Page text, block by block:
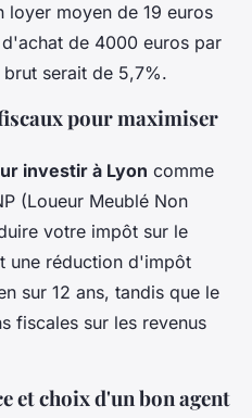
loyer moyen de 19 euros
de 4000 euros par
serait de 5,7%.
pour maximiser
investir à Lyon comme
(Loueur Meublé Non
votre impôt sur le
une réduction d'impôt
sur 12 ans, tandis que le
fiscales sur les revenus
et choix d'un bon agent